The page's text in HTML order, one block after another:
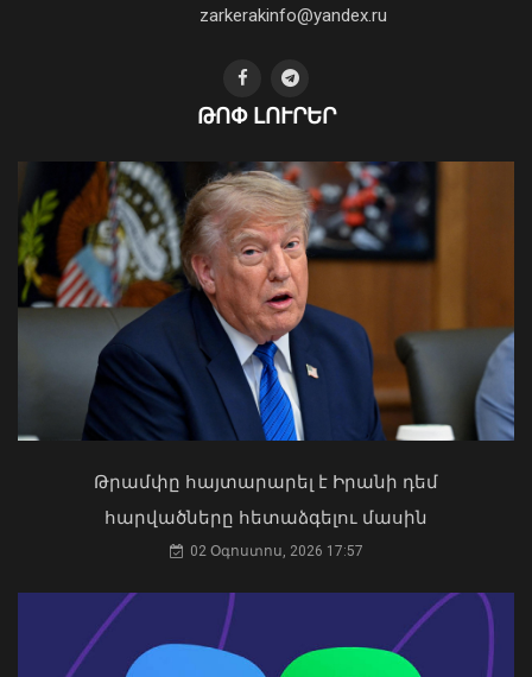
խաղերի, Արաուխոյի հեռանալու և
Ռաֆինյայի դերի մասին
09 Օգոստոս, 2026 21:25
Թուրքիայում երկրաշարժ է տեղի
09 Օգոստոս, 2026 21:08
04 Օգոստոս, 2026 19:12
Ապօրինի ներգաղթյալների պահման
հարց Հայաստանի հետ չի քննարկվել.
ԱԳՆ խոսնակ
zarkerakinfo@yandex.ru
ԹՈՓ ԼՈՒՐԵՐ
Թրամփը հայտարարել է Իրանի դեմ
հարվածները հետաձգելու մասին
02 Օգոստոս, 2026 17:57